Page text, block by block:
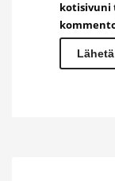
kotisivuni